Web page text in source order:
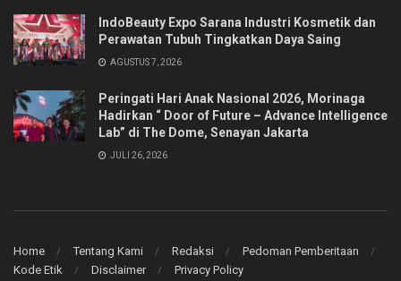
IndoBeauty Expo Sarana Industri Kosmetik dan
Perawatan Tubuh Tingkatkan Daya Saing
AGUSTUS 7, 2026
Peringati Hari Anak Nasional 2026, Morinaga
Hadirkan “ Door of Future – Advance Intelligence
Lab” di The Dome, Senayan Jakarta
JULI 26, 2026
Home Tentang Kami Redaksi
Pedoman Pemberitaan
Kode Etik
Disclaimer Privacy Policy